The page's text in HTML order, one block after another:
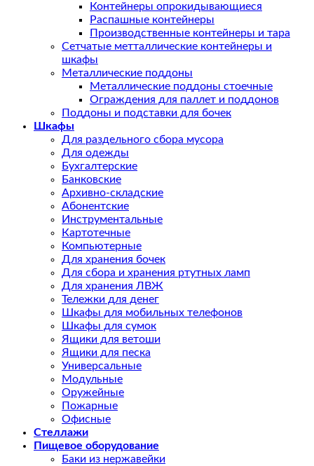
Контейнеры опрокидывающиеся
Распашные контейнеры
Производственные контейнеры и тара
Сетчатые метталлические контейнеры и
шкафы
Металлические поддоны
Металлические поддоны стоечные
Ограждения для паллет и поддонов
Поддоны и подставки для бочек
Шкафы
Для раздельного сбора мусора
Для одежды
Бухгалтерские
Банковские
Архивно-складские
Абонентские
Инструментальные
Картотечные
Компьютерные
Для хранения бочек
Для сбора и хранения ртутных ламп
Для хранения ЛВЖ
Тележки для денег
Шкафы для мобильных телефонов
Шкафы для сумок
Ящики для ветоши
Ящики для песка
Универсальные
Модульные
Оружейные
Пожарные
Офисные
Стеллажи
Пищевое оборудование
Баки из нержавейки